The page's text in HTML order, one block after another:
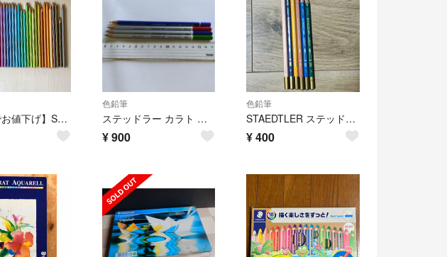
【7/5までお値下げ】STAEDTLER LUNA137 水彩色鉛筆35本セット
色鉛筆
ステッドラー カラト アクェレル 水彩色鉛筆 4本セット ドイツ製
¥900
色鉛筆
STAEDTLER ステッドラー KARAT カラト 水彩色鉛筆 6本セット
¥400